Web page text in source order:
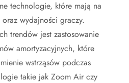
technologie, które mają na
wydajności graczy.
trendów jest zastosowanie
amortyzacyjnych, które
wstrząsów podczas
takie jak Zoom Air czy